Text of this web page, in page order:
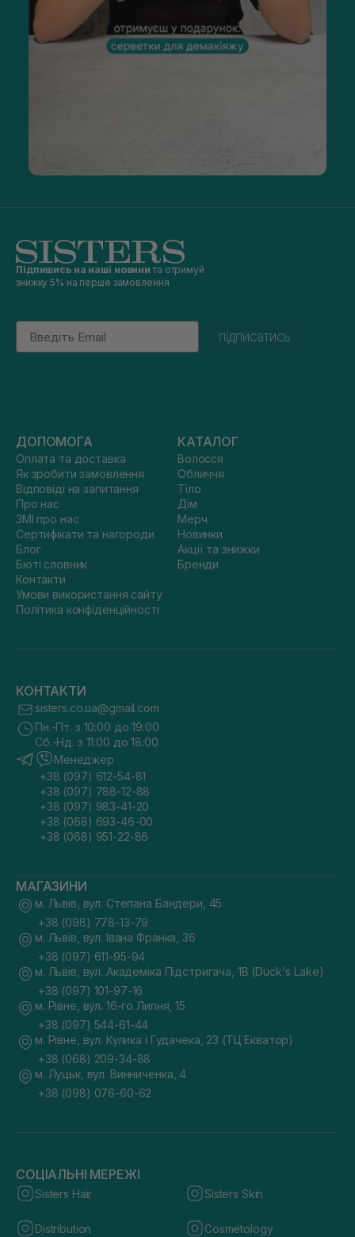
Підпишись на наші новини та отримуй
знижку 5% на перше замовлення
Email
підписатись
ДОПОМОГА
Оплата та доставка
Як зробити замовлення
Відповіді на запитання
Про нас
ЗМІ про нас
Сертифікати та нагороди
Блог
Бюті словник
Контакти
Умови використання сайту
Політика конфіденційності
КАТАЛОГ
Волосся
Обличчя
Тіло
Дім
Мерч
Новинки
Акції та знижки
Бренди
КОНТАКТИ
sisters.co.ua@gmail.com
Пн.-Пт. з 10:00 до 19:00
Сб.-Нд. з 11:00 до 18:00
Менеджер
+38 (097) 612-54-81
+38 (097) 788-12-88
+38 (097) 983-41-20
+38 (068) 693-46-00
+38 (068) 951-22-86
МАГАЗИНИ
м. Львів, вул. Степана Бандери, 45
+38 (098) 778-13-79
м. Львів, вул. Івана Франка, 36
+38 (097) 611-95-94
м. Львів, вул. Академіка Підстригача, 1В (Duck's Lake)
+38 (097) 101-97-16
м. Рівне, вул. 16-го Липня, 15
+38 (097) 544-61-44
м. Рівне, вул. Кулика і Гудачека, 23 (ТЦ Екватор)
+38 (068) 209-34-88
м. Луцьк, вул. Винниченка, 4
+38 (098) 076-60-62
СОЦІАЛЬНІ МЕРЕЖІ
Sisters Hair Sisters Skin
Distribution Cosmetology